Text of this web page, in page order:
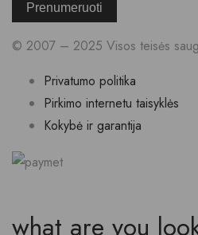
Prenumeruoti
© 2007 – 2025 Visos teisės
Privatumo politika
Pirkimo internetu taisyklės
Kokybė ir garantija
what are you